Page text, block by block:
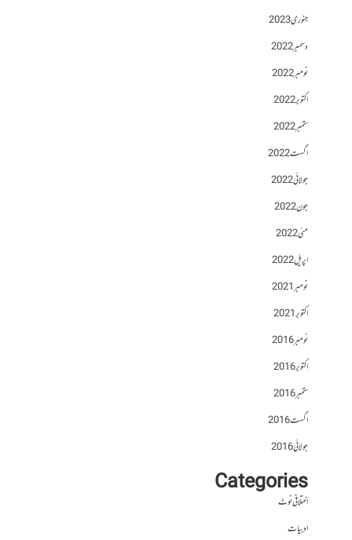
جنوری 2023
دسمبر 2022
نومبر 2022
اکتوبر 2022
ستمبر 2022
اگست 2022
جولائی 2022
جون 2022
مئی 2022
اپریل 2022
نومبر 2021
اکتوبر 2021
نومبر 2016
اکتوبر 2016
ستمبر 2016
اگست 2016
جولائی 2016
Categories
اختلافی نوٹ
ادبیات